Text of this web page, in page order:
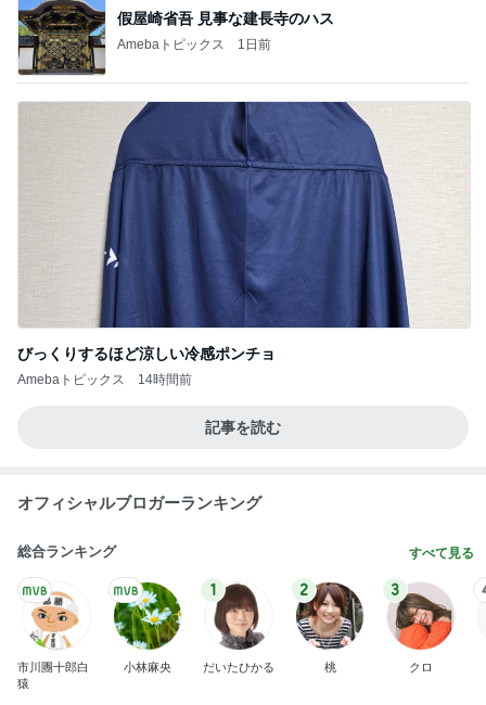
假屋崎省吾 見事な建長寺のハス
Amebaトピックス 1日前
びっくりするほど涼しい冷感ポンチョ
Amebaトピックス 14時間前
記事を読む
オフィシャルブロガーランキング
総合ランキング すべて見る
市川團十郎白
猿
小林麻央
1
だいたひかる
2
桃
3
クロ